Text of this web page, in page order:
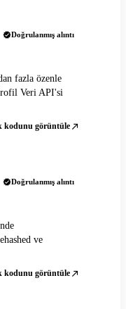
Doğrulanmış alıntı
fazla özenle
Veri API'si
kodunu görüntüle
Doğrulanmış alıntı
ve
kodunu görüntüle